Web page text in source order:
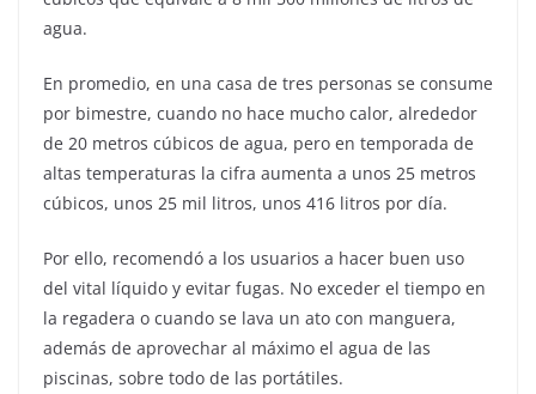
agua.
En promedio, en una casa de tres personas se consume
por bimestre, cuando no hace mucho calor, alrededor
de 20 metros cúbicos de agua, pero en temporada de
altas temperaturas la cifra aumenta a unos 25 metros
cúbicos, unos 25 mil litros, unos 416 litros por día.
Por ello, recomendó a los usuarios a hacer buen uso
del vital líquido y evitar fugas. No exceder el tiempo en
la regadera o cuando se lava un ato con manguera,
además de aprovechar al máximo el agua de las
piscinas, sobre todo de las portátiles.